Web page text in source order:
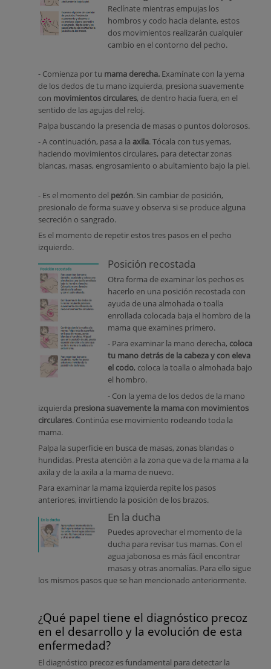
Reclínate mientras empujas los
hombros y codo hacia delante, estos
dos movimientos realizarán cualquier
cambio en el contorno del pecho.
- Comienza por tu mama derecha. Examínate con la yema
de los dedos de tu mano izquierda, presiona suavemente
con movimientos circulares, de dentro hacia fuera, en el
sentido de las agujas del reloj.
Palpa buscando la presencia de masas o puntos dolorosos.
- A continuación, pasa a la axila. Tócala con tus yemas,
haciendo movimientos circulares, para detectar zonas
blancas, masas, engrosamiento o abultamiento bajo la piel.
- Es el momento del pezón. Sin cambiar de posición,
presionalo de forma suave y observa si se produce alguna
secreción o sangrado.
Es el momento de repetir estos tres pasos en el pecho
izquierdo.
Posición recostada
Otra forma de examinar los pechos es
hacerlo en una posición recostada con
ayuda de una almohada o toalla
enrollada colocada baja el hombro de la
mama que examines primero.
- Para examinar la mano derecha, coloca
tu mano detrás de la cabeza y con eleva
el codo, coloca la toalla o almohada bajo
el hombro.
- Con la yema de los dedos de la mano
izquierda presiona suavemente la mama con movimientos
circulares. Continúa ese movimiento rodeando toda la
mama.
Palpa la superficie en busca de masas, zonas blandas o
hundidas. Presta atención a la zona que va de la mama a la
axila y de la axila a la mama de nuevo.
Para examinar la mama izquierda repite los pasos
anteriores, invirtiendo la posición de los brazos.
En la ducha
Puedes aprovechar el momento de la
ducha para revisar tus mamas. Con el
agua jabonosa es más fácil encontrar
masas y otras anomalías. Para ello sigue
los mismos pasos que se han mencionado anteriormente.
¿Qué papel tiene el diagnóstico precoz
en el desarrollo y la evolución de esta
enfermedad?
El diagnóstico precoz es fundamental para detectar la